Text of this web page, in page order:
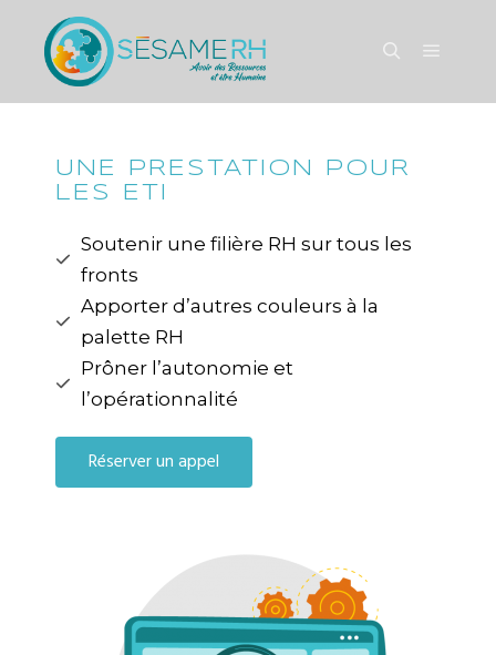
UNE PRESTATION POUR
LES ETI
Soutenir une filière RH sur tous les
fronts
Apporter d’autres couleurs à la
palette RH
Prôner l’autonomie et
l’opérationnalité
Réserver un appel